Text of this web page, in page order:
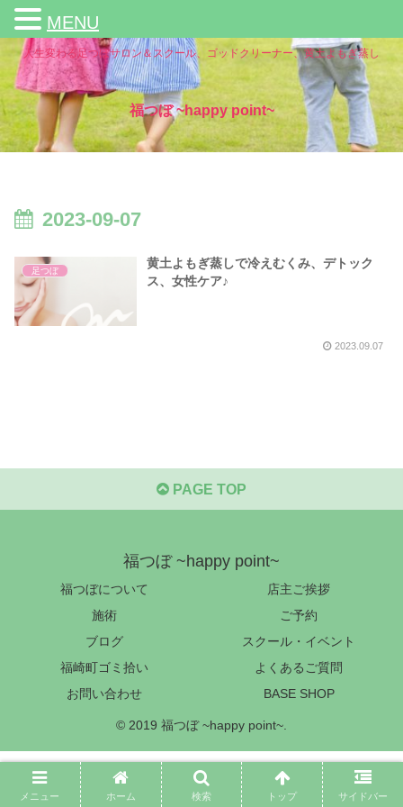
人生変わる足つぼサロン＆スクール、ゴッドクリーナー、黄土よもぎ蒸し
福つぼ ~happy point~
2023-09-07
足つぼ
黄土よもぎ蒸しで冷えむくみ、デトック
ス、女性ケア♪
2023.09.07
PAGE TOP
福つぼ ~happy point~
福つぼについて
店主ご挨拶
施術
ご予約
ブログ
スクール・イベント
福崎町ゴミ拾い
よくあるご質問
お問い合わせ
BASE SHOP
© 2019 福つぼ ~happy point~.
メニュー ホーム 検索 トップ サイドバー
MENU